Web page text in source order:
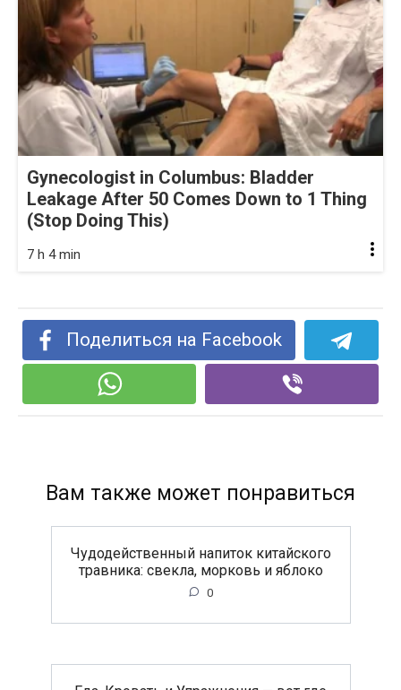
Gynecologist in Columbus: Bladder
Leakage After 50 Comes Down to 1 Thing
(Stop Doing This)
7 h 4 min
Поделиться на Facebook
Вам также может понравиться
Чудодейственный напиток китайского
травника: свекла, морковь и яблоко
0